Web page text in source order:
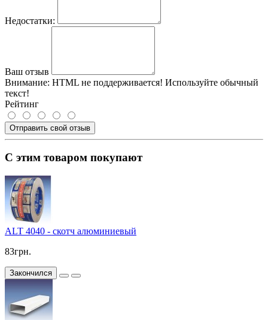
Недостатки:
Ваш отзыв
Внимание: HTML не поддерживается! Используйте обычный
текст!
Рейтинг
Отправить свой отзыв
С этим товаром покупают
ALT 4040 - скотч алюминиевый
83грн.
Закончился